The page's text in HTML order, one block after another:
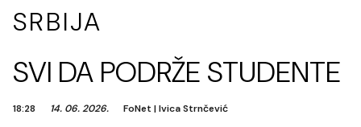
SRBIJA
SVI DA PODRŽE STUDENTE
18:28 14. 06. 2026. FoNet |Ivica Strnčević